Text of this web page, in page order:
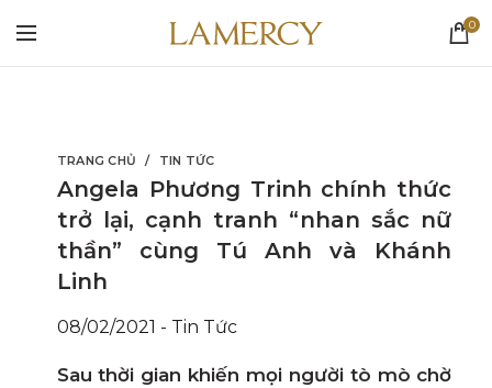
0
TRANG CHỦ TIN TỨC
Angela Phương Trinh chính thức
trở lại, cạnh tranh “nhan sắc nữ
thần” cùng Tú Anh và Khánh
Linh
08/02/2021 - Tin Tức
Sau thời gian khiến mọi người tò mò chờ